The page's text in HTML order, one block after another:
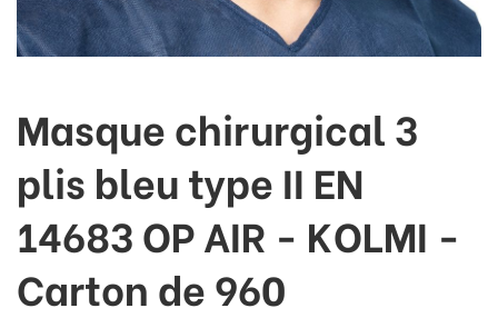
Masque chirurgical 3
plis bleu type II EN
14683 OP AIR - KOLMI -
Carton de 960